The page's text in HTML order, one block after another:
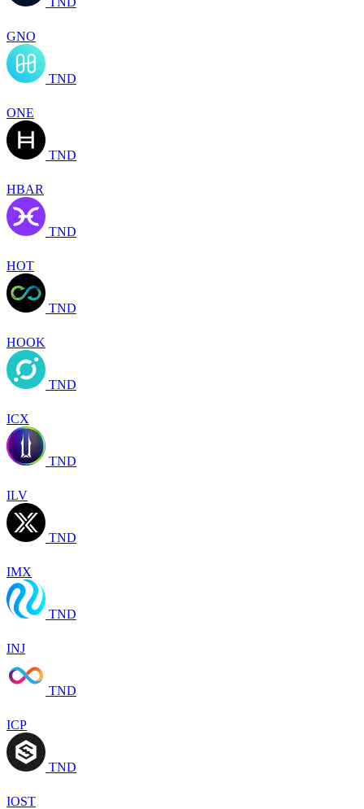
GNO
TND
ONE
TND
HBAR
TND
HOT
TND
HOOK
TND
ICX
TND
ILV
TND
IMX
TND
INJ
TND
ICP
TND
IOST